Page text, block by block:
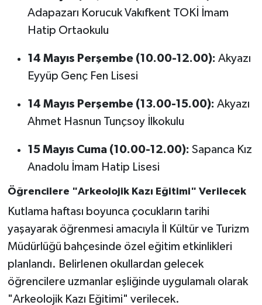
Adapazarı Korucuk Vakıfkent TOKİ İmam
Hatip Ortaokulu
14 Mayıs Perşembe (10.00-12.00): Akyazı
Eyyüp Genç Fen Lisesi
14 Mayıs Perşembe (13.00-15.00): Akyazı
Ahmet Hasnun Tunçsoy İlkokulu
15 Mayıs Cuma (10.00-12.00): Sapanca Kız
Anadolu İmam Hatip Lisesi
Öğrencilere "Arkeolojik Kazı Eğitimi" Verilecek
Kutlama haftası boyunca çocukların tarihi
yaşayarak öğrenmesi amacıyla İl Kültür ve Turizm
Müdürlüğü bahçesinde özel eğitim etkinlikleri
planlandı. Belirlenen okullardan gelecek
öğrencilere uzmanlar eşliğinde uygulamalı olarak
"Arkeolojik Kazı Eğitimi" verilecek.